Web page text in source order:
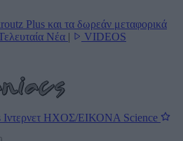
Plus και τα δωρεάν μεταφορικά
Νέα | VIDEOS
Ιντερνετ ΗΧΟΣ/ΕΙΚΟΝΑ Science